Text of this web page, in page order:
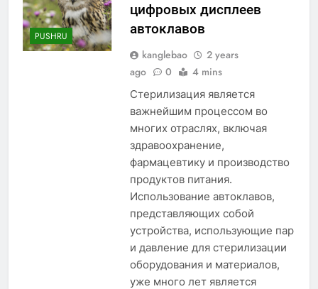
PUSHRU
цифровых дисплеев
автоклавов
kanglebao
2 years
ago
0 4 mins
Стерилизация является
важнейшим процессом во
многих отраслях, включая
здравоохранение,
фармацевтику и производство
продуктов питания.
Использование автоклавов,
представляющих собой
устройства, использующие пар
и давление для стерилизации
оборудования и материалов,
уже много лет является